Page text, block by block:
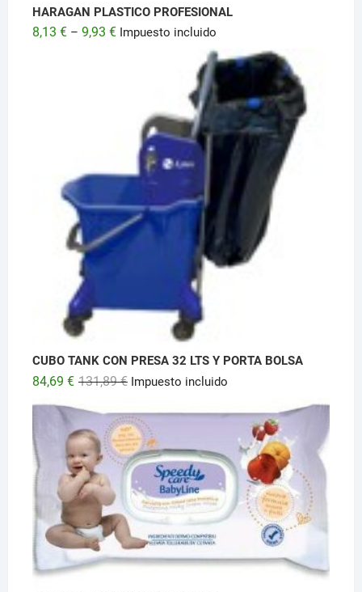
HARAGAN PLASTICO PROFESIONAL
8,13 €– 9,93 € Impuesto incluido
CUBO TANK CON PRESA 32 LTS Y PORTA BOLSA
131,89€ El
original
era:
131,89 €.
84,69 €
El
actual
es:
84,69 €.
Impuesto incluido